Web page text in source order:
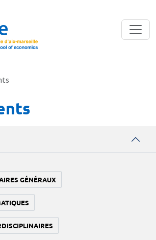
GÉNÉRAUX